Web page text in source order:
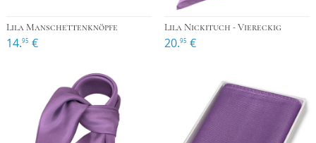
Lila Manschettenknöpfe
14.95 €
Lila Nickituch - Viereckig
20.95 €